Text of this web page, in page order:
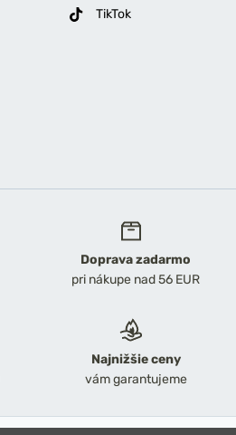
Doprava zadarmo
pri nákupe nad 56 EUR
Najnižšie ceny
vám garantujeme
TikTok